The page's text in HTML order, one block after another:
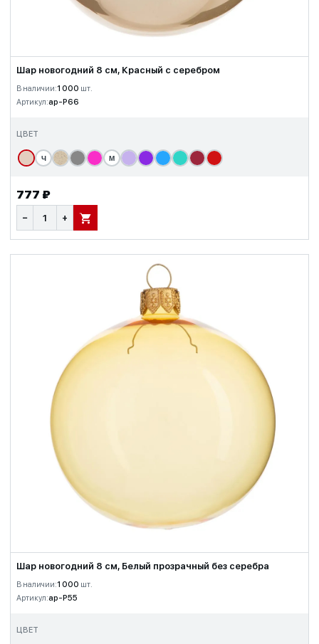
Шар новогодний 8 см, Красный с серебром
В наличии:1 000 шт.
Артикул:ap-P66
ЦВЕТ
Ч М
777 ₽
− + В КОРЗИНУ
Шар новогодний 8 см, Белый прозрачный без серебра
В наличии:1 000 шт.
Артикул:ap-P55
ЦВЕТ